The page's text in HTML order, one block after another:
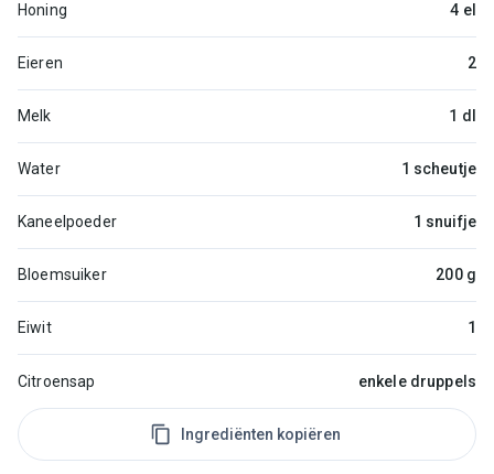
Honing 4 el
Eieren 2
Melk 1 dl
Water 1 scheutje
Kaneelpoeder 1 snuifje
Bloemsuiker 200 g
Eiwit 1
Citroensap enkele druppels
Ingrediënten kopiëren